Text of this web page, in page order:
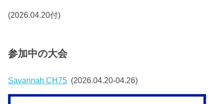
(2026.04.20付)
参加中の大会
Savannah CH75 (2026.04.20-04.26)